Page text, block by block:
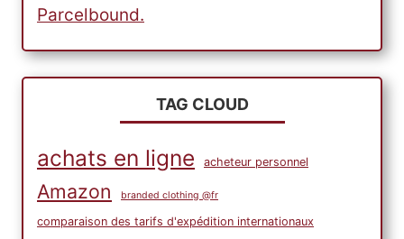
Parcelbound.
TAG CLOUD
achats en ligne acheteur personnel
Amazon branded clothing @fr
comparaison des tarifs d'expédition internationaux